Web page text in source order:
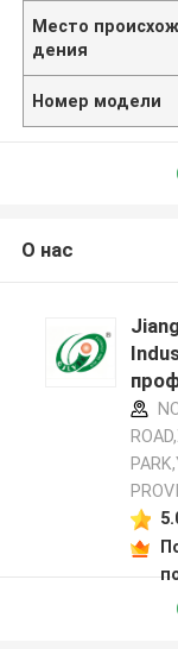
Место происхож
дения
Номер модели
О нас